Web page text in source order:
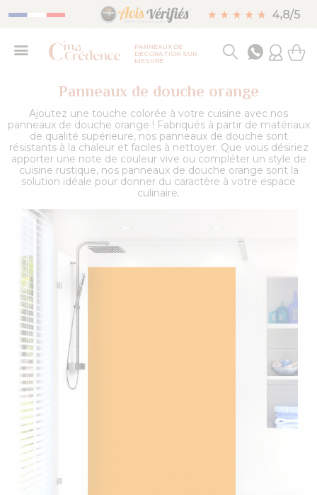
PANNEAUX DE
DÉCORATION SUR
MESURE
Panneaux de douche orange
Ajoutez une touche colorée à votre cuisine avec nos
panneaux de douche orange ! Fabriqués à partir de matériaux
de qualité supérieure, nos panneaux de douche sont
résistants à la chaleur et faciles à nettoyer. Que vous désiriez
apporter une note de couleur vive ou compléter un style de
cuisine rustique, nos panneaux de douche orange sont la
solution idéale pour donner du caractère à votre espace
culinaire.